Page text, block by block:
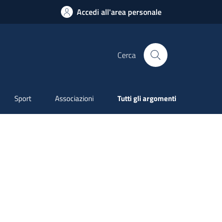
Accedi all'area personale
Cerca
Sport Associazioni Tutti gli argomenti